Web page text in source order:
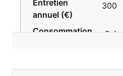
300
5.4